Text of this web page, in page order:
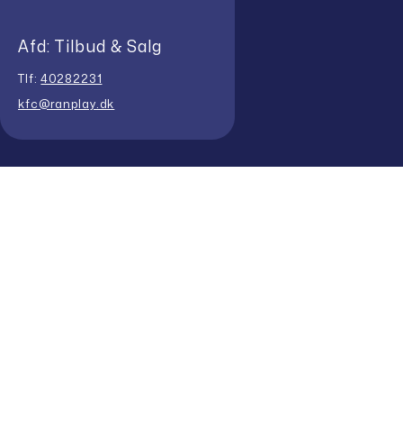
Afd: Tilbud & Salg
Tlf:40282231
kfc@ranplay.dk